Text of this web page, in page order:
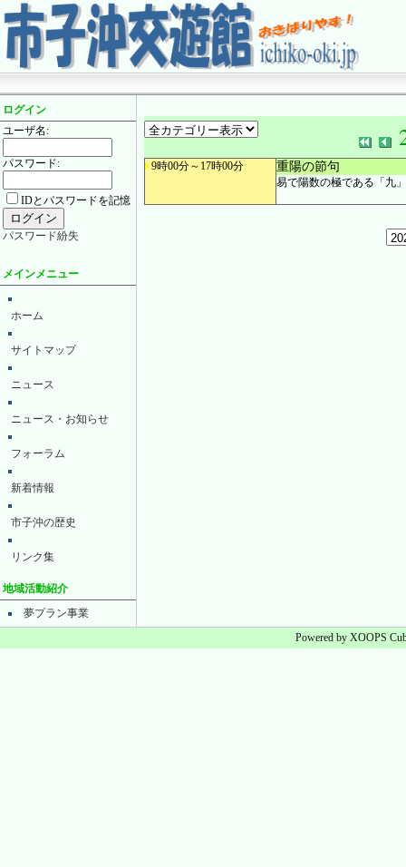
ログイン
ユーザ名:
パスワード:
IDとパスワードを記憶
パスワード紛失
メインメニュー
ホーム
サイトマップ
ニュース
ニュース・お知らせ
フォーラム
新着情報
市子沖の歴史
リンク集
地域活動紹介
夢プラン事業
9時00分～17時00分 重陽の節句
易で陽数の極である「九
Powered by XOOPS